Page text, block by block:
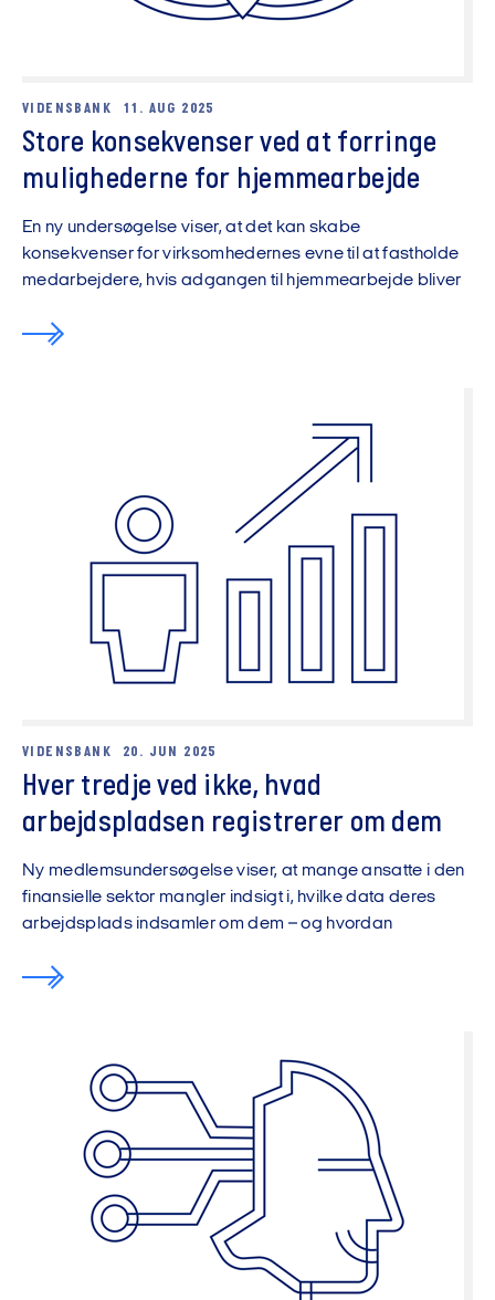
VIDENSBANK 11. AUG 2025
Store konsekvenser ved at forringe
mulighederne for hjemmearbejde
En ny undersøgelse viser, at det kan skabe
konsekvenser for virksomhedernes evne til at fastholde
medarbejdere, hvis adgangen til hjemmearbejde bliver
VIDENSBANK 20. JUN 2025
Hver tredje ved ikke, hvad
arbejdspladsen registrerer om dem
Ny medlemsundersøgelse viser, at mange ansatte i den
finansielle sektor mangler indsigt i, hvilke data deres
arbejdsplads indsamler om dem – og hvordan